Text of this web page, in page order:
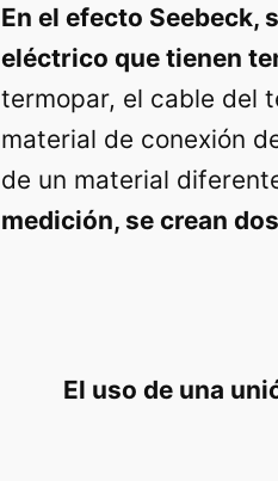
En el efecto Seebeck,
eléctrico que tienen
termopar, el cable del
material de conexión
de un material
medición, se crean
El uso de una